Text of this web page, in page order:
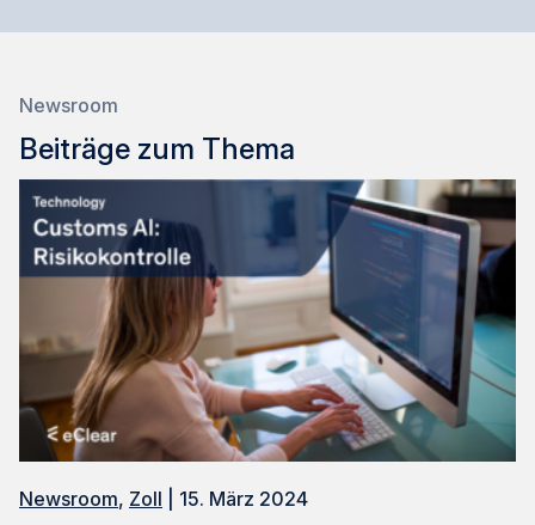
Telefonnummer*
Land*
Shop URL
Jahresumsatz*
Newsroom
Beiträge zum Thema
Newsroom, Zoll | 15. März 2024